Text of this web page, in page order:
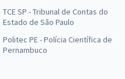
TCE SP - Tribunal de Contas do
Estado de São Paulo
Politec PE - Polícia Científica de
Pernambuco